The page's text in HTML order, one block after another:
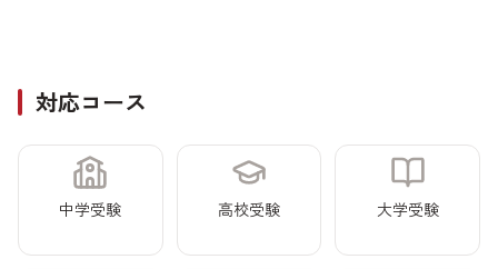
対応コース
中学受験 高校受験 大学受験